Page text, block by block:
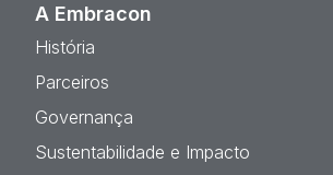
A Embracon
História
Parceiros
Governança
Sustentabilidade e Impacto